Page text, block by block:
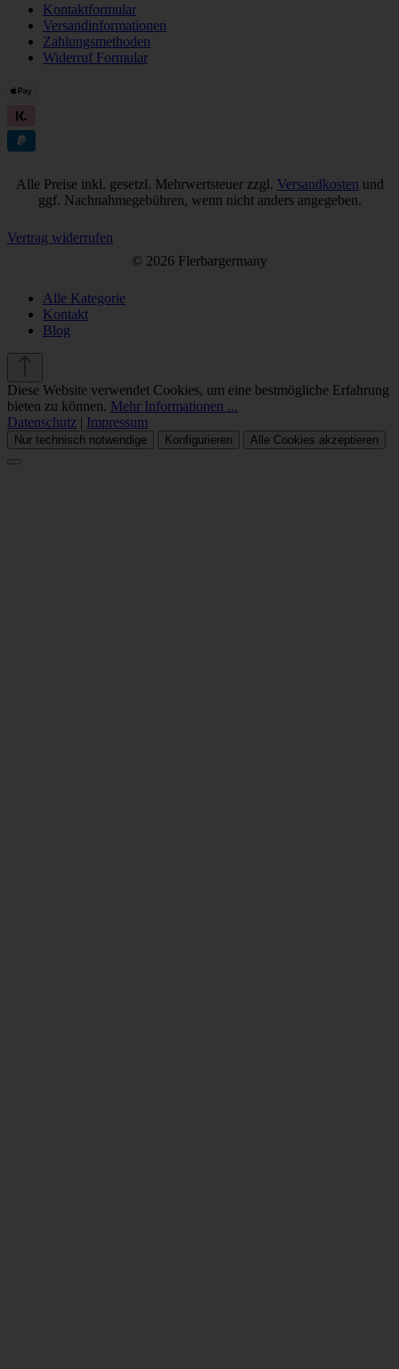
Kontaktformular
Versandinformationen
Zahlungsmethoden
Widerruf Formular
Alle Preise inkl. gesetzl. Mehrwertsteuer zzgl. Versandkosten und
ggf. Nachnahmegebühren, wenn nicht anders angegeben.
Vertrag widerrufen
© 2026 Flerbargermany
Alle Kategorie
Kontakt
Blog
Diese Website verwendet Cookies, um eine bestmögliche Erfahrung
bieten zu können. Mehr Informationen ...
Datenschutz | Impressum
Nur technisch notwendige Konfigurieren Alle Cookies akzeptieren